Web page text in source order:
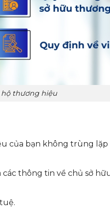
thương hiệu
của bạn không trùng lặp
thông tin về chủ sở